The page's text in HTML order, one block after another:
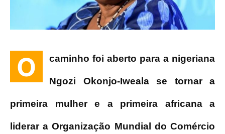
O caminho foi aberto para a nigeriana
Ngozi Okonjo-Iweala se tornar a
primeira mulher e a primeira africana a
liderar a Organização Mundial do Comércio